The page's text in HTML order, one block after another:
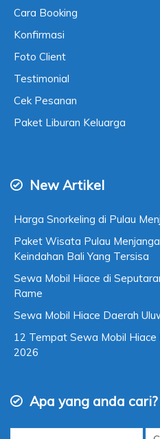
Cara Booking
Konfirmasi
Foto Client
Testimonial
Cek Pesanan
Paket Liburan Keluarga
New Artikel
Harga Snorkeling di Pulau
Paket Wisata Pulau
Keindahan Bali Yang Tersisa
Sewa Mobil Hiace di
Rame
Sewa Mobil Hiace Daerah
12 Tempat Sewa Mobil
2026
Apa yang anda cari?
Cari